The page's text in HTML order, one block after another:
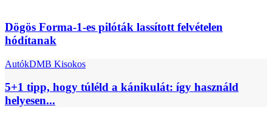
Dögös Forma-1-es pilóták lassított felvételen
hódítanak
AutókDMB Kisokos
5+1 tipp, hogy túléld a kánikulát: így használd
helyesen...